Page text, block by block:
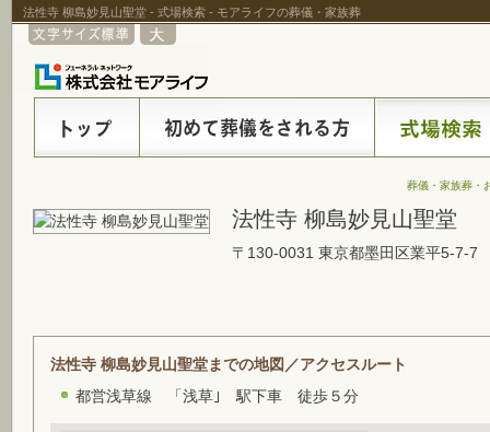
法性寺 柳島妙見山聖堂 - 式場検索 - モアライフの葬儀・家族葬
葬儀・家族葬・
法性寺 柳島妙見山聖堂
〒130-0031 東京都墨田区業平5-7-7
法性寺 柳島妙見山聖堂までの地図／アクセスルート
都営浅草線 「浅草｣ 駅下車 徒歩５分